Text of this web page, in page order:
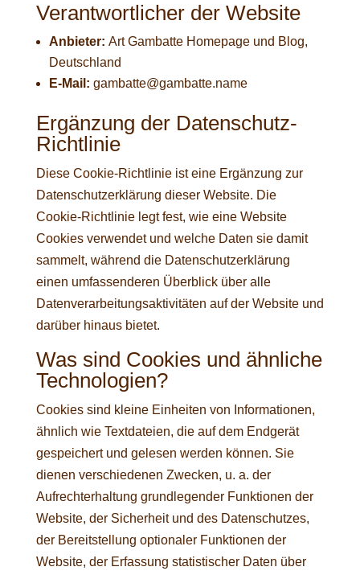
Verantwortlicher der Website
Anbieter: Art Gambatte Homepage und Blog,
Deutschland
E-Mail: gambatte@gambatte.name
Ergänzung der Datenschutz-
Richtlinie
Diese Cookie-Richtlinie ist eine Ergänzung zur
Datenschutzerklärung dieser Website. Die
Cookie-Richtlinie legt fest, wie eine Website
Cookies verwendet und welche Daten sie damit
sammelt, während die Datenschutzerklärung
einen umfassenderen Überblick über alle
Datenverarbeitungsaktivitäten auf der Website und
darüber hinaus bietet.
Was sind Cookies und ähnliche
Technologien?
Cookies sind kleine Einheiten von Informationen,
ähnlich wie Textdateien, die auf dem Endgerät
gespeichert und gelesen werden können. Sie
dienen verschiedenen Zwecken, u. a. der
Aufrechterhaltung grundlegender Funktionen der
Website, der Sicherheit und des Datenschutzes,
der Bereitstellung optionaler Funktionen der
Website, der Erfassung statistischer Daten über